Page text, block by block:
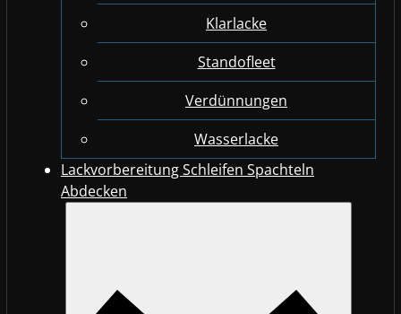
Klarlacke
Standofleet
Verdünnungen
Wasserlacke
Lackvorbereitung Schleifen Spachteln
Abdecken